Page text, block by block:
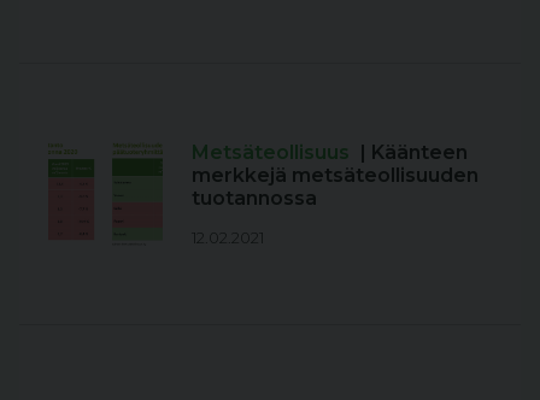
Metsäteollisuus | Käänteen
merkkejä metsäteollisuuden
tuotannossa
12.02.2021